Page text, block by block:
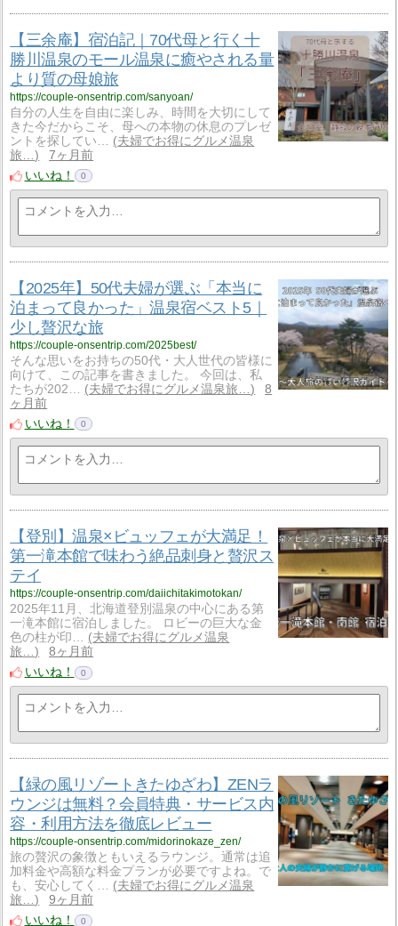
【三余庵】宿泊記｜70代母と行く十
勝川温泉のモール温泉に癒やされる量
より質の母娘旅
https://couple-onsentrip.com/sanyoan/
自分の人生を自由に楽しみ、時間を大切にして
きた今だからこそ、母への本物の休息のプレゼ
ントを探してい…
夫婦でお得にグルメ温泉
旅…
7ヶ月前
いいね！
0
【2025年】50代夫婦が選ぶ「本当に
泊まって良かった」温泉宿ベスト5｜
少し贅沢な旅
https://couple-onsentrip.com/2025best/
そんな思いをお持ちの50代・大人世代の皆様に
向けて、この記事を書きました。 今回は、私
たちが202…
夫婦でお得にグルメ温泉旅…
8
ヶ月前
いいね！
0
【登別】温泉×ビュッフェが大満足！
第一滝本館で味わう絶品刺身と贅沢ス
テイ
https://couple-onsentrip.com/daiichitakimotokan/
2025年11月、北海道登別温泉の中心にある第
一滝本館に宿泊しました。 ロビーの巨大な金
色の柱が印…
夫婦でお得にグルメ温泉
旅…
8ヶ月前
いいね！
0
【緑の風リゾートきたゆざわ】ZENラ
ウンジは無料？会員特典・サービス内
容・利用方法を徹底レビュー
https://couple-onsentrip.com/midorinokaze_zen/
旅の贅沢の象徴ともいえるラウンジ。通常は追
加料金や高額な料金プランが必要ですよね。で
も、安心してく…
夫婦でお得にグルメ温泉
旅…
9ヶ月前
いいね！
0